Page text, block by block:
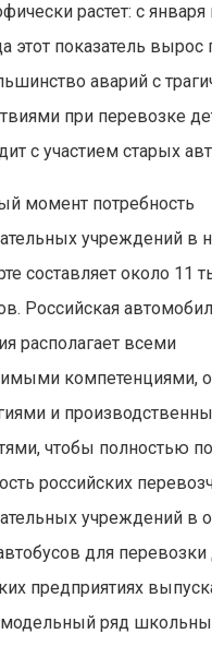
растет: с
этот показатель вырос
аварий с
при перевозке
с участием старых
момент потребность
учреждений в
составляет около 11
Российская
располагает всеми
компетенциями,
и
чтобы полностью
российских
учреждений в
для перевозки
предприятиях
ряд